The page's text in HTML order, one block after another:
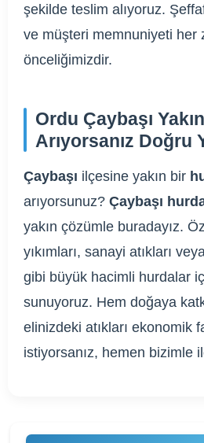
şekilde teslim alıyoruz.
ve müşteri memnuniyeti her
önceliğimizdir.
Ordu Çaybaşı
Arıyorsanız Doğru
Çaybaşı ilçesine yakın bir
arıyorsunuz? Çaybaşı
yakın çözümle buradayız.
yıkımları, sanayi atıkları
gibi büyük hacimli hurdalar
sunuyoruz. Hem doğaya
elinizdeki atıkları ekonomik
istiyorsanız, hemen bizimle